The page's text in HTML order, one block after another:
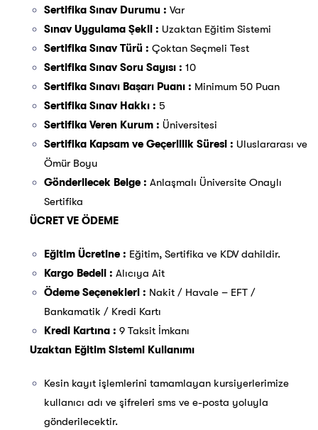
Sertifika Sınav Durumu : Var
Sınav Uygulama Şekli : Uzaktan Eğitim Sistemi
Sertifika Sınav Türü : Çoktan Seçmeli Test
Sertifika Sınav Soru Sayısı : 10
Sertifika Sınavı Başarı Puanı : Minimum 50 Puan
Sertifika Sınav Hakkı : 5
Sertifika Veren Kurum : Üniversitesi
Sertifika Kapsam ve Geçerlilik Süresi : Uluslararası ve
Ömür Boyu
Gönderilecek Belge : Anlaşmalı Üniversite Onaylı
Sertifika
ÜCRET VE ÖDEME
Eğitim Ücretine : Eğitim, Sertifika ve KDV dahildir.
Kargo Bedeli : Alıcıya Ait
Ödeme Seçenekleri : Nakit / Havale – EFT /
Bankamatik / Kredi Kartı
Kredi Kartına : 9 Taksit İmkanı
Uzaktan Eğitim Sistemi Kullanımı
Kesin kayıt işlemlerini tamamlayan kursiyerlerimize
kullanıcı adı ve şifreleri sms ve e-posta yoluyla
gönderilecektir.